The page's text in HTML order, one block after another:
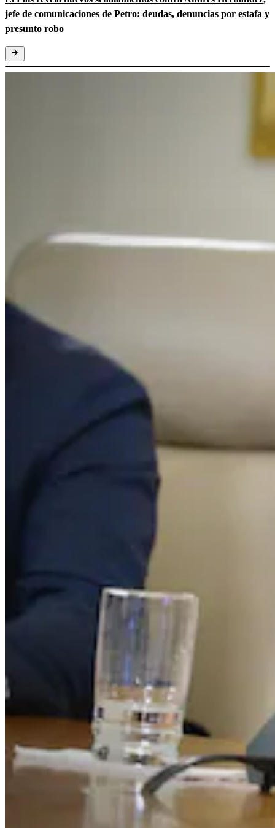
jefe de comunicaciones de Petro: deudas, denuncias por estafa y
presunto robo